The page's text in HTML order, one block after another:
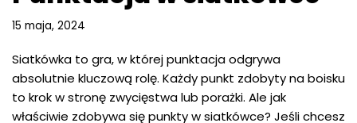
15 maja, 2024
Siatkówka to gra, w której punktacja odgrywa
absolutnie kluczową rolę. Każdy punkt zdobyty na boisku
to krok w stronę zwycięstwa lub porażki. Ale jak
właściwie zdobywa się punkty w siatkówce? Jeśli chcesz